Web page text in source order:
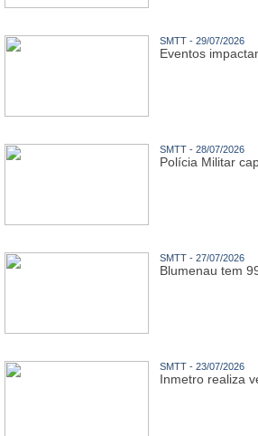
SMTT - 29/07/2026
Eventos
SMTT - 28/07/2026
Polícia Militar
SMTT - 27/07/2026
Blumenau tem
SMTT - 23/07/2026
Inmetro realiza